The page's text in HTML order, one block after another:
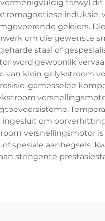
terwyl dit
induksie,
geleiers.
om die gewenste
staal of
word gewoonlik
van klein gelykstroom
gemesselde
om
versnellingsmotor
spesiale aanhegsels.
stringente